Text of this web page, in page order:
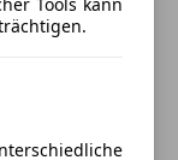
Tools kann